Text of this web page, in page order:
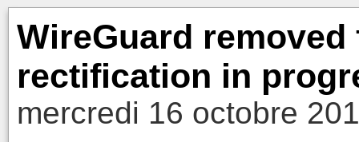
WireGuard
rectification in
mercredi 16 octobre